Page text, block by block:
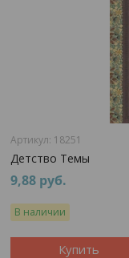
18251
Детство Темы
9,88 руб.
В наличии
Купить